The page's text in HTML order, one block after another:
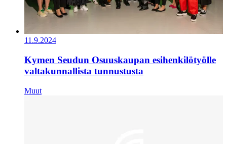
11.9.2024
Kymen Seudun Osuuskaupan esihenkilötyölle
valtakunnallista tunnustusta
Muut